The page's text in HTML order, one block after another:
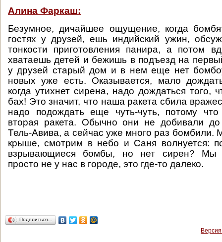
Алина Фаркаш:
Безумное, дичайшее ощущение, когда
гостях у друзей, ешь индийский ужин,
тонкости приготовления панира, а потом
хватаешь детей и бежишь в подъезд на
у друзей старый дом и в нем еще нет
новых уже есть. Оказывается, мало
когда утихнет сирена, надо дождаться того,
бах! Это значит, что наша ракета сбила
надо подождать еще чуть-чуть, потому
вторая ракета. Обычно они не добивали
Тель-Авива, а сейчас уже много раз
крыше, смотрим в небо и Саня волнуется:
взрывающиеся бомбы, но нет сирен? Мы
просто не у нас в городе, это где-то далеко.
Поделиться…